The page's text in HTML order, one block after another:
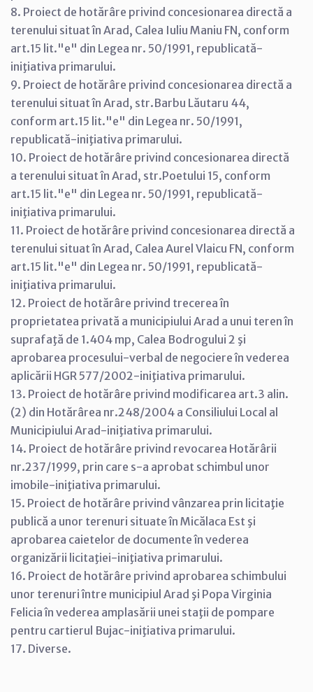
8. Proiect de hotărâre privind concesionarea directă a
terenului situat în Arad, Calea Iuliu Maniu FN, conform
art.15 lit."e" din Legea nr. 50/1991, republicată-
iniţiativa primarului.
9. Proiect de hotărâre privind concesionarea directă a
terenului situat în Arad, str.Barbu Lăutaru 44,
conform art.15 lit."e" din Legea nr. 50/1991,
republicată-iniţiativa primarului.
10. Proiect de hotărâre privind concesionarea directă
a terenului situat în Arad, str.Poetului 15, conform
art.15 lit."e" din Legea nr. 50/1991, republicată-
iniţiativa primarului.
11. Proiect de hotărâre privind concesionarea directă a
terenului situat în Arad, Calea Aurel Vlaicu FN, conform
art.15 lit."e" din Legea nr. 50/1991, republicată-
iniţiativa primarului.
12. Proiect de hotărâre privind trecerea în
proprietatea privată a municipiului Arad a unui teren în
suprafaţă de 1.404 mp, Calea Bodrogului 2 şi
aprobarea procesului-verbal de negociere în vederea
aplicării HGR 577/2002-iniţiativa primarului.
13. Proiect de hotărâre privind modificarea art.3 alin.
(2) din Hotărârea nr.248/2004 a Consiliului Local al
Municipiului Arad-iniţiativa primarului.
14. Proiect de hotărâre privind revocarea Hotărârii
nr.237/1999, prin care s-a aprobat schimbul unor
imobile-iniţiativa primarului.
15. Proiect de hotărâre privind vânzarea prin licitaţie
publică a unor terenuri situate în Micălaca Est şi
aprobarea caietelor de documente în vederea
organizării licitaţiei-iniţiativa primarului.
16. Proiect de hotărâre privind aprobarea schimbului
unor terenuri între municipiul Arad şi Popa Virginia
Felicia în vederea amplasării unei staţii de pompare
pentru cartierul Bujac-iniţiativa primarului.
17. Diverse.